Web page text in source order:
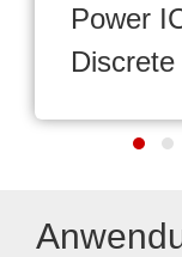
Power